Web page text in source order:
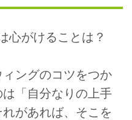
心がけることは？
ングのコツをつか
「自分なりの上手
があれば、そこを